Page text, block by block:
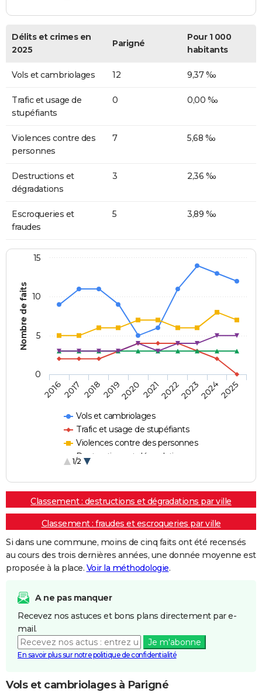
Délits et crimes en
2025
Parigné
Pour 1 000
habitants
Vols et cambriolages 12 9,37 ‰
Trafic et usage de
stupéfiants
0 0,00 ‰
Violences contre des
personnes
7 5,68 ‰
Destructions et
dégradations
3 2,36 ‰
Escroqueries et
fraudes
5 3,89 ‰
Nombre de faits
Vols et cambriolages
Trafic et usage de stupéfiants
Violences contre des personnes
Destructions et dégradations
1/2
20162017 20182019202020212022202320242025
0
5
10
15
Classement : destructions et dégradations par ville
Classement : fraudes et escroqueries par ville
Si dans une commune, moins de cinq faits ont été recensés
au cours des trois dernières années, une donnée moyenne est
proposée à la place. Voir la méthodologie.
A ne pas manquer
Recevez nos astuces et bons plans directement par e-
mail.
Je m'abonne
En savoir plus sur notre politique de confidentialité
Vols et cambriolages à Parigné